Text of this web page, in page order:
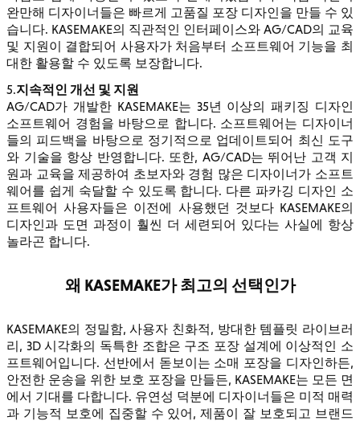
완만해 디자이너들은 빠르게 고품질 포장 디자인을 만들 수 있
습니다. KASEMAKE의 직관적인 인터페이스와 AG/CAD의 교육
및 지원이 결합되어 사용자가 처음부터 소프트웨어 기능을 최
대한 활용할 수 있도록 보장합니다.
5.지속적인 개선 및 지원
AG/CAD가 개발한 KASEMAKE는 35년 이상의 패키징 디자인
소프트웨어 경험을 바탕으로 합니다. 소프트웨어는 디자이너
들의 피드백을 바탕으로 정기적으로 업데이트되어 최신 도구
와 기술을 항상 반영합니다. 또한, AG/CAD는 뛰어난 고객 지
원과 교육을 제공하여 초보자와 경험 많은 디자이너가 소프트
웨어를 쉽게 숙달할 수 있도록 합니다. 다른 파카깅 디자인 소
프트웨어 사용자들은 이전에 사용했던 것보다 KASEMAKE의
디자인과 도면 과정이 훨씬 더 세련되어 있다는 사실에 항상
놀라곤 합니다.
왜 KASEMAKE가 최고의 선택인가
KASEMAKE의 정밀함, 사용자 친화적, 방대한 템플릿 라이브러
리, 3D 시각화의 독특한 조합은 구조 포장 설계에 이상적인 소
프트웨어입니다. 선반에서 돋보이는 소매 포장을 디자인하든,
안전한 운송을 위한 보호 포장을 만들든, KASEMAKE는 모든 면
에서 기대를 다합니다. 유연성 덕분에 디자이너들은 미적 매력
과 기능적 보호에 집중할 수 있어, 제품이 잘 보호되고 브랜드